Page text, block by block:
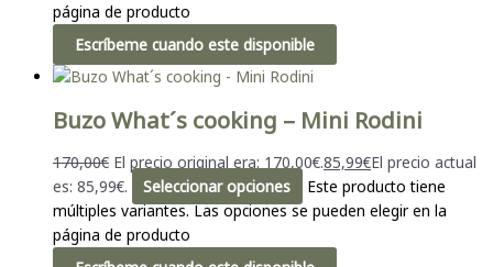
página de producto
Escríbeme cuando este disponible
Buzo What´s cooking – Mini Rodini
170,00€ El precio original era: 170,00€.85,99€El precio actual
es: 85,99€.
Seleccionar opciones
Este producto tiene
múltiples variantes. Las opciones se pueden elegir en la
página de producto